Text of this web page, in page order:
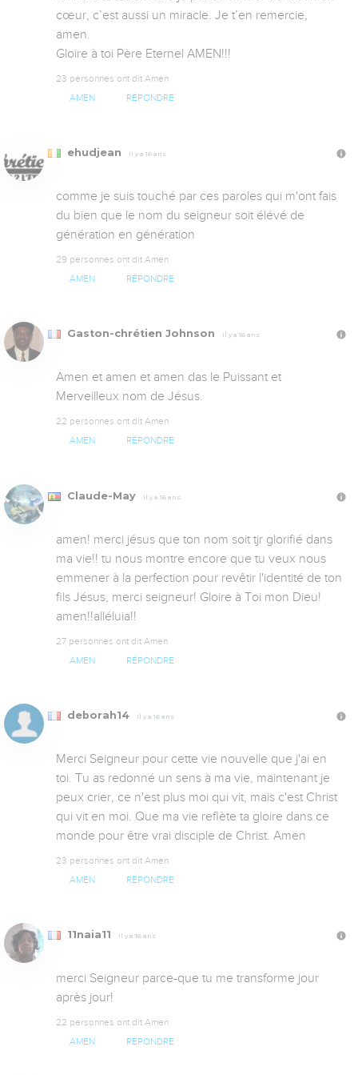
cœur, c’est aussi un miracle. Je t’en remercie,
amen.
Gloire à toi Père Eternel AMEN!!!
23 personnes ont dit Amen
AMEN RÉPONDRE
ehudjean Il y a 16 ans
comme je suis touché par ces paroles qui m'ont fais
du bien que le nom du seigneur soit élévé de
génération en génération
29 personnes ont dit Amen
AMEN RÉPONDRE
Gaston-chrétien Johnson Il y a 16 ans
Amen et amen et amen das le Puissant et
Merveilleux nom de Jésus.
22 personnes ont dit Amen
AMEN RÉPONDRE
Claude-May Il y a 16 ans
amen! merci jésus que ton nom soit tjr glorifié dans
ma vie!! tu nous montre encore que tu veux nous
emmener à la perfection pour revêtir l'identité de ton
fils Jésus, merci seigneur! Gloire à Toi mon Dieu!
amen!!alléluia!!
27 personnes ont dit Amen
AMEN RÉPONDRE
deborah14 Il y a 16 ans
Merci Seigneur pour cette vie nouvelle que j'ai en
toi. Tu as redonné un sens à ma vie, maintenant je
peux crier, ce n'est plus moi qui vit, mais c'est Christ
qui vit en moi. Que ma vie reflète ta gloire dans ce
monde pour être vrai disciple de Christ. Amen
23 personnes ont dit Amen
AMEN RÉPONDRE
11naia11 Il y a 16 ans
merci Seigneur parce-que tu me transforme jour
après jour!
22 personnes ont dit Amen
AMEN RÉPONDRE